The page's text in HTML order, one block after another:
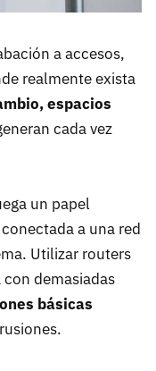
a accesos,
realmente exista
espacios
cada vez
un papel
a una red
Utilizar routers
demasiadas
básicas